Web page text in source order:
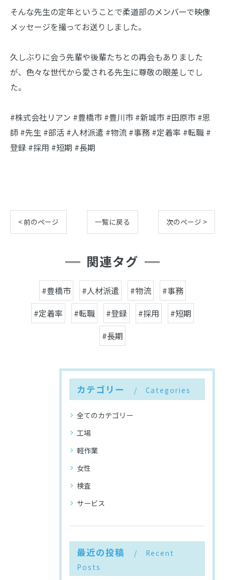
そんな先生の定年ということで柔道部のメンバーで映像
メッセージを撮ってお送りしました。
久しぶりに会う先輩や後輩たちとの再会もありました
が、色々な世代から愛される先生に尊敬の眼差しでし
た。
#株式会社リアン #豊橋市 #豊川市 #新城市 #田原市 #恩
師 #先生 #部活 #人材派遣 #物流 #事務 #定着率 #転職 #
登録 #採用 #短期 #長期
< 前のページ 一覧に戻る 次のページ >
関連タグ
#豊橋市 #人材派遣 #物流
#事務
#定着率
#転職 #登録 #採用
#短期
#長期
カテゴリー Categories
全てのカテゴリー
工場
軽作業
女性
検査
サービス
最近の投稿
Recent
Posts